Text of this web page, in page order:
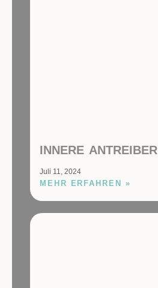
INNERE ANTREIBER
Juli 11, 2024
MEHR ERFAHREN »